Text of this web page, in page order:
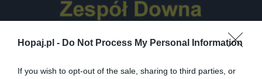
Hopaj.pl - Do Not Process My Personal Information
If you wish to opt-out of the sale, sharing to third parties, or